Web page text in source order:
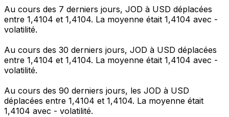
Au cours des 7 derniers jours, JOD à USD déplacées
entre 1,4104 et 1,4104. La moyenne était 1,4104 avec -
volatilité.
Au cours des 30 derniers jours, JOD à USD déplacées
entre 1,4104 et 1,4104. La moyenne était 1,4104 avec -
volatilité.
Au cours des 90 derniers jours, les JOD à USD
déplacées entre 1,4104 et 1,4104. La moyenne était
1,4104 avec - volatilité.